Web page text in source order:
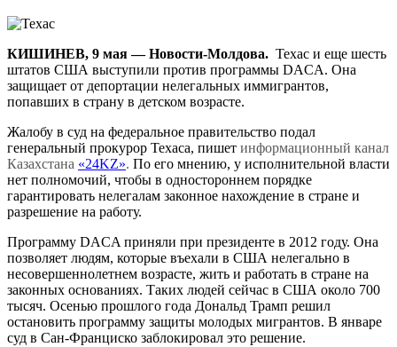
КИШИНЕВ, 9 мая — Новости-Молдова. Техас и еще шесть
штатов США выступили против программы DACA. Она
защищает от депортации нелегальных иммигрантов,
попавших в страну в детском возрасте.
Жалобу в суд на федеральное правительство подал
генеральный прокурор Техаса, пишет информационный канал
Казахстана «24KZ». По его мнению, у исполнительной власти
нет полномочий, чтобы в одностороннем порядке
гарантировать нелегалам законное нахождение в стране и
разрешение на работу.
Программу DACA приняли при президенте в 2012 году. Она
позволяет людям, которые въехали в США нелегально в
несовершеннолетнем возрасте, жить и работать в стране на
законных основаниях. Таких людей сейчас в США около 700
тысяч. Осенью прошлого года Дональд Трамп решил
остановить программу защиты молодых мигрантов. В январе
суд в Сан-Франциско заблокировал это решение.